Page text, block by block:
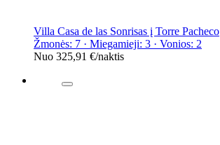
Villa Casa de las Sonrisas į Torre Pacheco
Žmonės: 7 · Miegamieji: 3 · Vonios: 2
Nuo 325,91 €/naktis